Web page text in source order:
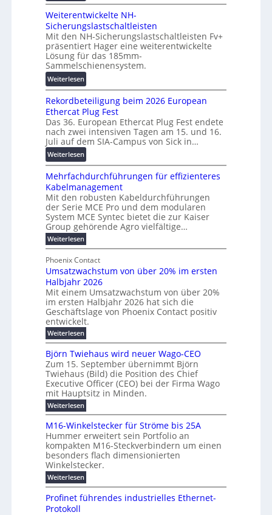
l
e
T
r
a
n
s
p
r
e
n
z
u
:
F
o
r
s
c
h
u
n
g
s
f
ö
r
d
e
r
u
n
g
b
r
a
u
c
h
t
m
e
r
T
e
m
p
o
u
n
d
w
e
n
i
g
V
o
l
t
a
-
X
2
0
2
7
w
i
r
d
z
u
m
E
n
e
r
g
u
b
ü
r
m
o
d
e
r
n
e
E
e
r
g
i
e
l
ö
Weiterentwickelte NH-
Sicherungslastschaltleisten
Mit den NH-Sicherungslastschaltleisten Fv+
präsentiert Hager eine weiterentwickelte
Lösung für das 185mm-
Sammelschienensystem.
Weiterlesen:
W
e
i
t
e
r
e
n
t
w
i
c
k
e
l
e
N
H
-
S
i
c
h
e
r
u
n
g
s
l
a
s
t
s
c
h
a
Rekordbeteiligung beim 2026 European
Ethercat Plug Fest
Das 36. European Ethercat Plug Fest endete
nach zwei intensiven Tagen am 15. und 16.
Juli auf dem SIA-Campus von Sick in…
Weiterlesen:
R
e
k
o
r
d
b
e
t
e
i
l
i
g
u
n
g
b
e
m
2
0
2
6
E
u
r
o
p
e
a
Mehrfachdurchführungen für effizienteres
Kabelmanagement
Mit den robusten Kabeldurchführungen
der Serie MCE Pro und dem modularen
System MCE Syntec bietet die zur Kaiser
Group gehörende Agro vielfältige…
Weiterlesen:
M
h
r
f
a
c
h
d
u
r
c
f
ü
h
r
u
n
g
e
n
f
ü
r
e
ff
i
z
i
e
Phoenix Contact
Umsatzwachstum von über 20% im ersten
Halbjahr 2026
Mit einem Umsatzwachstum von über 20%
im ersten Halbjahr 2026 hat sich die
Geschäftslage von Phoenix Contact positiv
entwickelt.
Weiterlesen:
U
m
s
a
z
w
a
c
h
s
t
u
m
v
o
n
ü
b
e
Björn Twiehaus wird neuer Wago-CEO
Zum 15. September übernimmt Björn
Twiehaus (Bild) die Position des Chief
Executive Officer (CEO) bei der Firma Wago
mit Hauptsitz in Minden.
Weiterlesen:
B
ö
r
n
T
w
i
e
h
a
M16-Winkelstecker für Ströme bis 25A
Hummer erweitert sein Portfolio an
kompakten M16-Steckverbindern um einen
besonders flach dimensionierten
Winkelstecker.
Weiterlesen:
M
1
6
Profinet führendes industrielles Ethernet-
Protokoll